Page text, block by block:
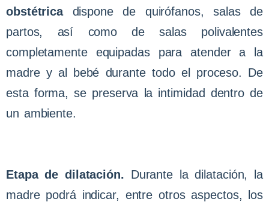
obstétricadispone de quirófanos, salas de
partos, así como de salas polivalentes
completamente equipadas para atender a la
madre y al bebé durante todo el proceso. De
esta forma, se preserva la intimidad dentro de
un ambiente.
Etapa de dilatación. Durante la dilatación, la
madre podrá indicar, entre otros aspectos, los